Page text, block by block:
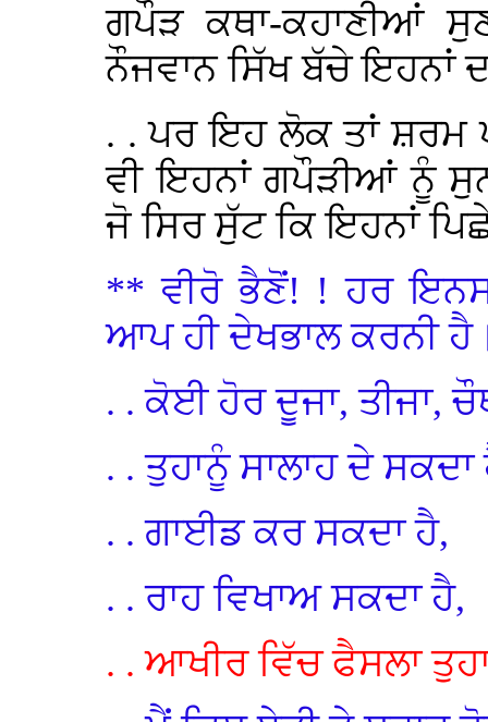
ਗਪੌੜ ਕਥਾ-ਕਹਾਣੀਆਂ
ਨੌਜਵਾਨ ਸਿੱਖ ਬੱਚੇ ਇਹਨਾਂ
. . ਪਰ ਇਹ ਲੋਕ ਤਾਂ ਸ਼ਰਮ
ਵੀ ਇਹਨਾਂ ਗਪੌੜੀਆਂ ਨੂੰ
ਜੋ ਸਿਰ ਸੁੱਟ ਕਿ ਇਹਨਾਂ
** ਵੀਰੋ ਭੈਣੋਂ! ! ਹਰ
ਆਪ ਹੀ ਦੇਖਭਾਲ ਕਰਨੀ
. . ਕੋਈ ਹੋਰ ਦੂਜਾ, ਤੀਜਾ,
. . ਤੁਹਾਨੂੰ ਸਾਲਾਹ ਦੇ ਸਕਦਾ
. . ਗਾਈਡ ਕਰ ਸਕਦਾ ਹੈ,
. . ਰਾਹ ਵਿਖਾਅ ਸਕਦਾ ਹੈ,
. . ਆਖੀਰ ਵਿੱਚ ਫੈਸਲਾ